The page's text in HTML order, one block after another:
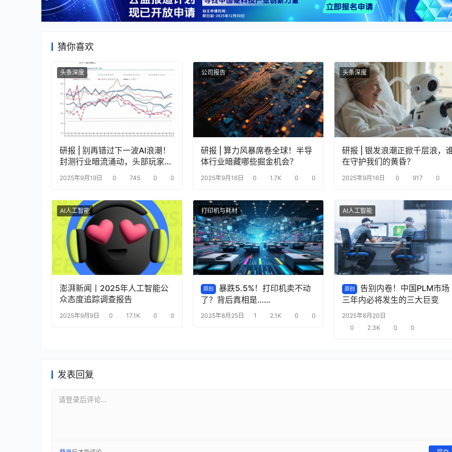
猜你喜欢
头条深度
研报 | 别再错过下一波AI浪潮！
封测行业暗流涌动，头部玩家正
在改写游戏规则
2025年9月19日 0 745 0 0
公司报告
研报 | 算力风暴席卷全球！半导
体行业暗藏哪些掘金机会？
2025年9月16日 0 1.7K 0 0
头条深度
研报 | 银发浪潮正掀千层浪，
在守护我们的黄昏？
2025年9月16日 0 917 0
AI人工智能
澎湃新闻丨2025年人工智能公
众态度追踪调查报告
2025年9月9日 0 17.1K 0 0
打印机与耗材
原创
暴跌5.5%！打印机卖不动
了？背后真相是……
2025年8月25日 1 2.1K 0 0
AI人工智能
原创
告别内卷！中国PLM市场
三年内必将发生的三大巨变
2025年8月20日
0
2.3K 0 0
发表回复
请登录后评论...